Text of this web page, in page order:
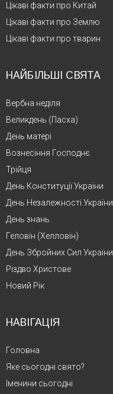
Цікаві факти про Китай
Цікаві факти про Землю
Цікаві факти про тварин
НАЙБІЛЬШІ СВЯТА
Вербна неділя
Великдень (Пасха)
День матері
Вознесіння Господнє
Трійця
День Конституції України
День Незалежності України
День знань
Геловін (Хелловін)
День Збройних Сил України
Різдво Христове
Новий Рік
НАВІГАЦІЯ
Головна
Яке сьогодні свято?
Іменини сьогодні